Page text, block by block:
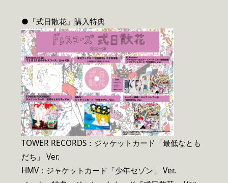
●『式日散花』購入特典
TOWER RECORDS：ジャケットカード「最低なとも
だち」 Ver.
HMV：ジャケットカード「少年セゾン」 Ver.